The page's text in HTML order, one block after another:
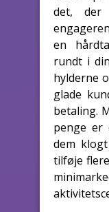
det, der
en
rundt i
hylderne
glade
betaling.
penge er
dem
tilføje